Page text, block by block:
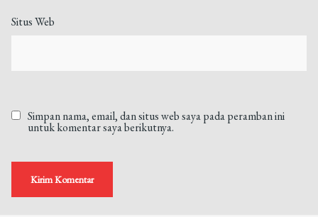
Situs Web
Simpan nama, email, dan situs web saya pada peramban ini
untuk komentar saya berikutnya.